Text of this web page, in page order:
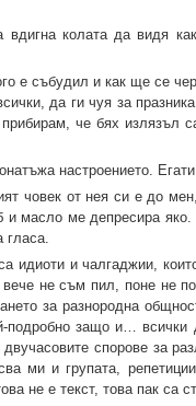
колата да видя
е събудил и как ще се
да ги чуя за
че бях излязъл
настроението.
човек от нея си е до
масло ме депресира яко.
гласа.
идиоти и чалгаджии,
не съм пил, поне не
за разнородна
подробно защо и… всички
спорове за
ми и групата,
не е текст, това пак са